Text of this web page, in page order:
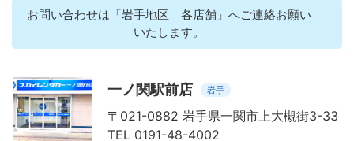
お問い合わせは「岩手地区 各店舗」へご連絡お願い
いたします。
一ノ関駅前店 岩手
〒021-0882 岩手県一関市上大槻街3-33
TEL 0191-48-4002